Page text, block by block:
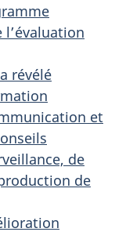
l’évaluation
révélé
et
de
de